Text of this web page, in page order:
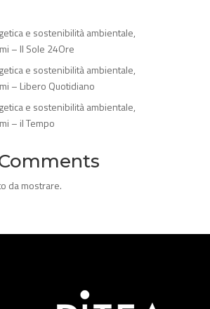
e sostenibilità ambientale,
– Il Sole 24Ore
e sostenibilità ambientale,
– Libero Quotidiano
e sostenibilità ambientale,
– il Tempo
da mostrare.